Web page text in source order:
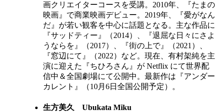
画クリエイターコースを受講。2010年、『たまの
映画』で商業映画デビュー。2019年、『愛がなん
だ』が若い観客を中心に話題となる。主な作品に
『サッドティー』（2014）、『退屈な日々にさよ
うならを』（2017）、『街の上で』（2021）、
『窓辺にて』（2022）など。現在、有村架純を主
演に迎えた『ちひろさん』が Netflix にて世界配
信中＆全国劇場にて公開中。最新作は『アンダー
カレント』（10月6日全国公開予定）。
生方美久 Ubukata Miku